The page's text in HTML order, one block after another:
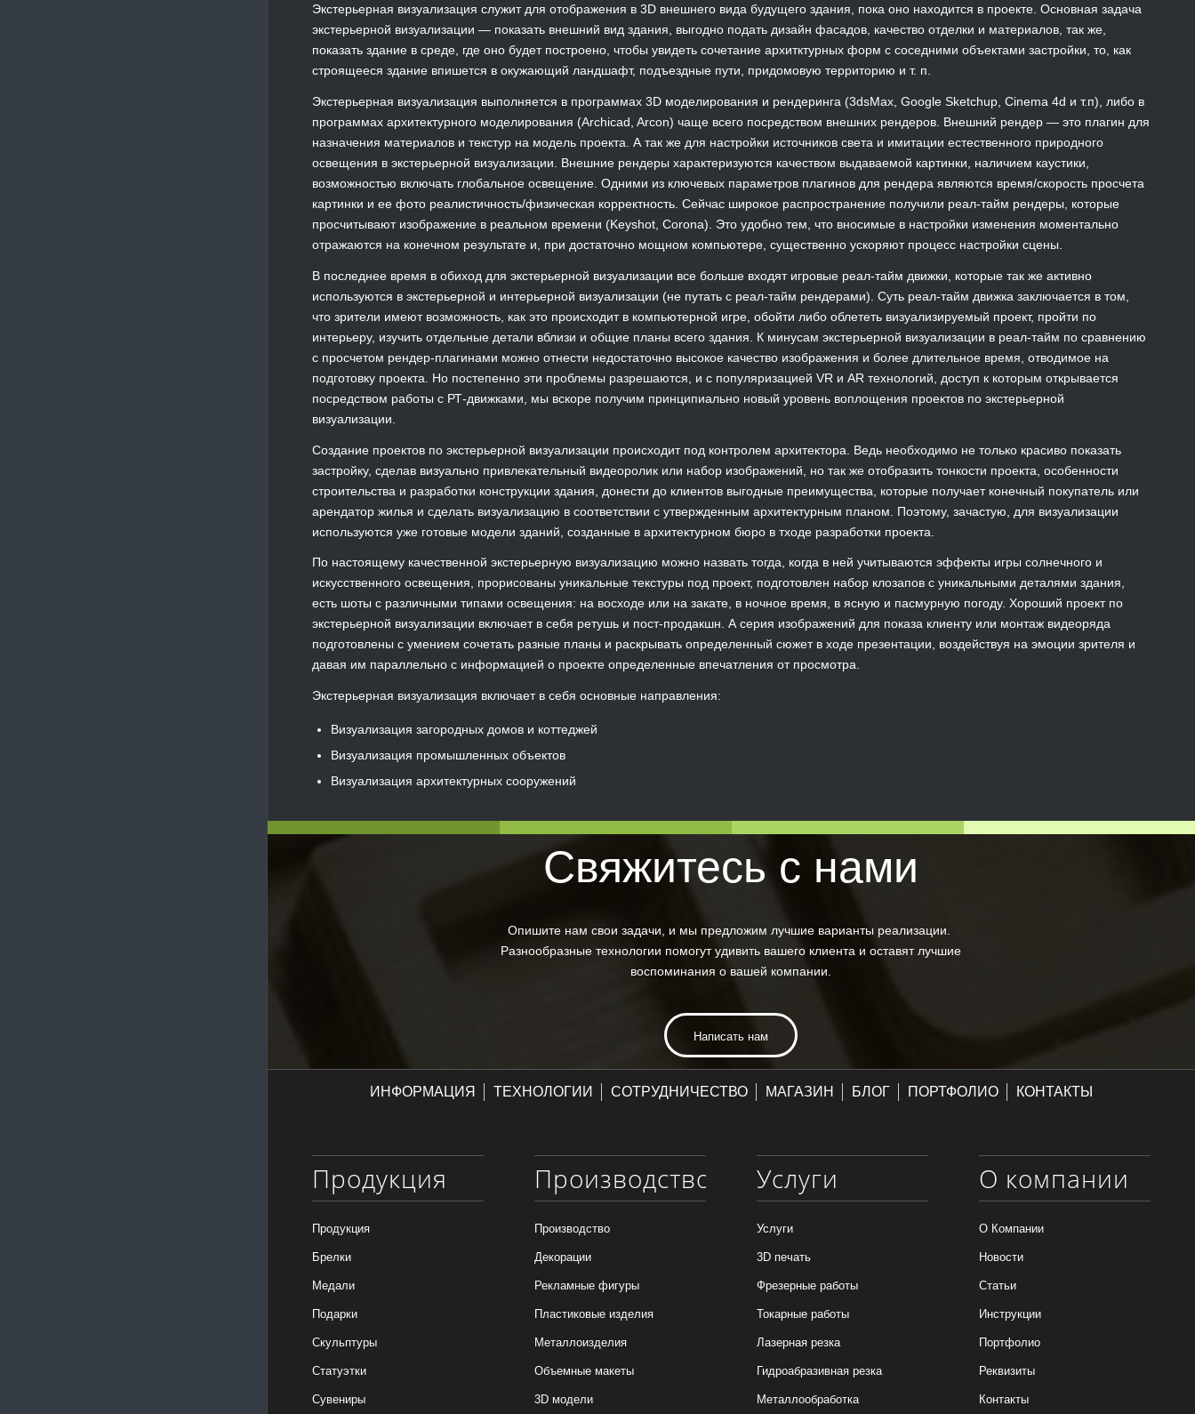
Экстерьерная визуализация служит для отображения в 3D внешнего вида будущего здания, пока оно находится в проекте. Основная задача
экстерьерной визуализации — показать внешний вид здания, выгодно подать дизайн фасадов, качество отделки и материалов, так же,
показать здание в среде, где оно будет построено, чтобы увидеть сочетание архитктурных форм с соседними объектами застройки, то, как
строящееся здание впишется в окужающий ландшафт, подъездные пути, придомовую территорию и т. п.
Экстерьерная визуализация выполняется в программах 3D моделирования и рендеринга (3dsMax, Google Sketchup, Cinema 4d и т.п), либо в
программах архитектурного моделирования (Archicad, Arcon) чаще всего посредством внешних рендеров. Внешний рендер — это плагин для
назначения материалов и текстур на модель проекта. А так же для настройки источников света и имитации естественного природного
освещения в экстерьерной визуализации. Внешние рендеры характеризуются качеством выдаваемой картинки, наличием каустики,
возможностью включать глобальное освещение. Одними из ключевых параметров плагинов для рендера являются время/скорость просчета
картинки и ее фото реалистичность/физическая корректность. Сейчас широкое распространение получили реал-тайм рендеры, которые
просчитывают изображение в реальном времени (Keyshot, Corona). Это удобно тем, что вносимые в настройки изменения моментально
отражаются на конечном результате и, при достаточно мощном компьютере, существенно ускоряют процесс настройки сцены.
В последнее время в обиход для экстерьерной визуализации все больше входят игровые реал-тайм движки, которые так же активно
используются в экстерьерной и интерьерной визуализации (не путать с реал-тайм рендерами). Суть реал-тайм движка заключается в том,
что зрители имеют возможность, как это происходит в компьютерной игре, обойти либо облететь визуализируемый проект, пройти по
интерьеру, изучить отдельные детали вблизи и общие планы всего здания. К минусам экстерьерной визуализации в реал-тайм по сравнению
с просчетом рендер-плагинами можно отнести недостаточно высокое качество изображения и более длительное время, отводимое на
подготовку проекта. Но постепенно эти проблемы разрешаются, и с популяризацией VR и AR технологий, доступ к которым открывается
посредством работы с РТ-движками, мы вскоре получим принципиально новый уровень воплощения проектов по экстерьерной
визуализации.
Создание проектов по экстерьерной визуализации происходит под контролем архитектора. Ведь необходимо не только красиво показать
застройку, сделав визуально привлекательный видеоролик или набор изображений, но так же отобразить тонкости проекта, особенности
строительства и разработки конструкции здания, донести до клиентов выгодные преимущества, которые получает конечный покупатель или
арендатор жилья и сделать визуализацию в соответствии с утвержденным архитектурным планом. Поэтому, зачастую, для визуализации
используются уже готовые модели зданий, созданные в архитектурном бюро в тходе разработки проекта.
По настоящему качественной экстерьерную визуализацию можно назвать тогда, когда в ней учитываются эффекты игры солнечного и
искусственного освещения, прорисованы уникальные текстуры под проект, подготовлен набор клозапов с уникальными деталями здания,
есть шоты с различными типами освещения: на восходе или на закате, в ночное время, в ясную и пасмурную погоду. Хороший проект по
экстерьерной визуализации включает в себя ретушь и пост-продакшн. А серия изображений для показа клиенту или монтаж видеоряда
подготовлены с умением сочетать разные планы и раскрывать определенный сюжет в ходе презентации, воздействуя на эмоции зрителя и
давая им параллельно с информацией о проекте определенные впечатления от просмотра.
Экстерьерная визуализация включает в себя основные направления:
Визуализация загородных домов и коттеджей
Визуализация промышленных объектов
Визуализация архитектурных сооружений
Свяжитесь с нами
Опишите нам свои задачи, и мы предложим лучшие варианты реализации.
Разнообразные технологии помогут удивить вашего клиента и оставят лучшие
воспоминания о вашей компании.
Написать нам
ИНФОРМАЦИЯ ТЕХНОЛОГИИ СОТРУДНИЧЕСТВО МАГАЗИН БЛОГ ПОРТФОЛИО КОНТАКТЫ
Продукция
Продукция
Брелки
Медали
Подарки
Скульптуры
Статуэтки
Сувениры
Производство
Производство
Декорации
Рекламные фигуры
Пластиковые изделия
Металлоизделия
Объемные макеты
3D модели
Услуги
Услуги
3D печать
Фрезерные работы
Токарные работы
Лазерная резка
Гидроабразивная резка
Металлообработка
О компании
О Компании
Новости
Статьи
Инструкции
Портфолио
Реквизиты
Контакты